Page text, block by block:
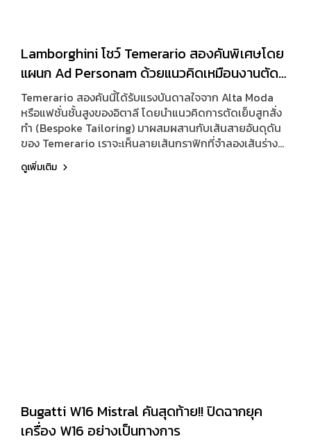
Lamborghini โชว์ Temerario สองคันพิเศษโดย
แผนก Ad Personam ด้วยแนวคิดเหมือนงานตัด
สูทสั่งทำ
Temerario สองคันนี้ได้รับแรงบันดาลใจจาก Alta Moda
หรือแฟชั่นชั้นสูงของอิตาลี โดยนำแนวคิดการตัดเย็บสูทสั่ง
ทำ (Bespoke Tailoring) มาผสมผสานกับเส้นสายอันดุดัน
ของ Temerario เราจะเห็นลายเส้นกราฟิกที่จำลองเส้นร่าง
(Sketch Lines) รอบตัวถัง ซึ่งนักออกแบบใช้กำหนดสัดส่วน
ของตัวรถในช่วงเริ่มต้นของการออกแบบ คันแรกมาในตัวถังสี
ดูเพิ่มเติม
Bugatti W16 Mistral คันสุดท้าย!! ปิดฉากยุค
เครื่อง W16 อย่างเป็นทางการ